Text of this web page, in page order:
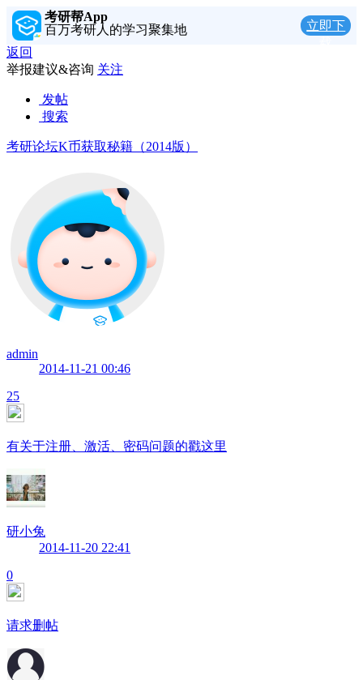
考研帮App
百万考研人的学习聚集地
立即下
返回
举报建议&咨询 关注
发帖
搜索
考研论坛K币获取秘籍（2014版）
admin
2014-11-21 00:46
25
有关于注册、激活、密码问题的戳这里
研小兔
2014-11-20 22:41
0
请求删帖